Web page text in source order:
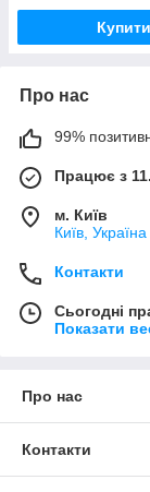
Купити
Про нас
99%
Працює з
м. Київ
Київ, Україна
Контакти
Сьогодні
Показати
Про нас
Контакти